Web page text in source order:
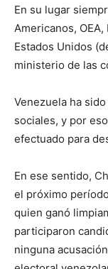
En su lugar
Americanos,
Estados Unidos
ministerio de las
Venezuela ha
sociales, y por
efectuado para
En ese sentido,
el próximo
quien ganó
participaron
ninguna